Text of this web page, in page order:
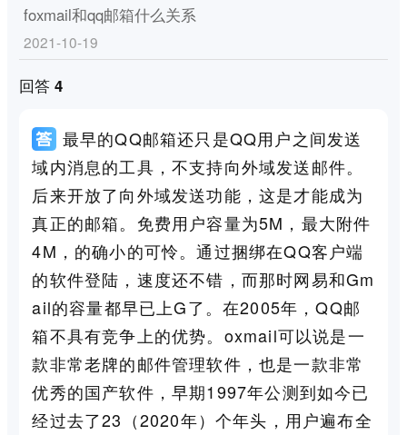
foxmail和qq邮箱什么关系
2021-10-19
回答 4
最早的QQ邮箱还只是QQ用户之间发送
域内消息的工具，不支持向外域发送邮件。
后来开放了向外域发送功能，这是才能成为
真正的邮箱。免费用户容量为5M，最大附件
4M，的确小的可怜。通过捆绑在QQ客户端
的软件登陆，速度还不错，而那时网易和Gm
ail的容量都早已上G了。在2005年，QQ邮
箱不具有竞争上的优势。oxmail可以说是一
款非常老牌的邮件管理软件，也是一款非常
优秀的国产软件，早期1997年公测到如今已
经过去了23（2020年）个年头，用户遍布全